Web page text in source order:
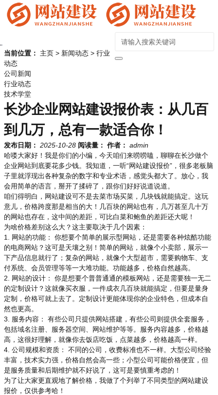
当前位置： 主页 > 新闻动态 > 行业
动态
公司新闻
行业动态
技术学堂
长沙企业网站建设报价表：从几百
到几万，总有一款适合你！
发布日期： 2025-10-28 阅读量： 作者： admin
哈喽大家好！我是你们的小编，今天咱们来唠唠嗑，聊聊在长沙做个
企业网站到底要花多少钱。我知道，一听“网站建设报价”，很多老板脑
子里就浮现出各种复杂的数字和专业术语，感觉头都大了。放心，我
会用简单的语言，掰开了揉碎了，跟你们好好说道说道。
咱们得明白，网站建设可不是去菜市场买菜，几块钱就能搞定。这玩
意儿，价格跨度那是相当的大！几百块的网站也有，几万甚至几十万
的网站也存在，这中间的差距，可比白菜和鲍鱼的差距还大呢！
为啥价格差别这么大？这主要取决于几个因素：
1. 网站的功能： 你想要个简单的展示型网站，还是需要各种炫酷功能
的电商网站？这可是天壤之别！简单的网站，就像个小卖部，展示一
下产品信息就行了；复杂的网站，就像个大型超市，需要购物车、支
付系统、会员管理等等一大堆功能。功能越多，价格自然越高。
2. 网站的设计： 你是想要个普普通通的模板网站，还是需要独一无二
的定制设计？这就像买衣服，一件成衣几百块就能搞定，但要是量身
定制，价格可就上去了。定制设计更能体现你的企业特色，但成本自
然也更高。
3. 服务内容： 有些公司只提供网站搭建，有些公司则提供全套服务，
包括域名注册、服务器空间、网站维护等等。服务内容越多，价格越
高，这很好理解，就像你去饭店吃饭，点菜越多，价格越高一样。
4. 公司规模和资质： 不同的公司，收费标准也不一样。大型公司经验
丰富，技术实力强，价格自然会高一些；小型公司可能价格便宜，但
是服务质量和后期维护就不好说了，这可是要慎重考虑的！
为了让大家更直观地了解价格，我做了个列举了不同类型的网站建设
报价，仅供参考哈！